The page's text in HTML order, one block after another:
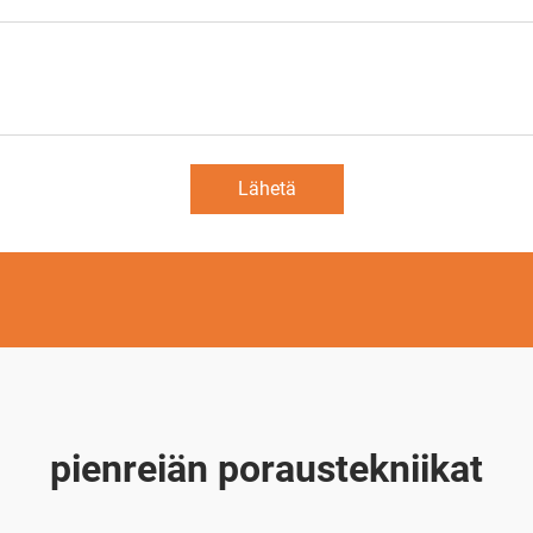
Lähetä
pienreiän poraustekniikat